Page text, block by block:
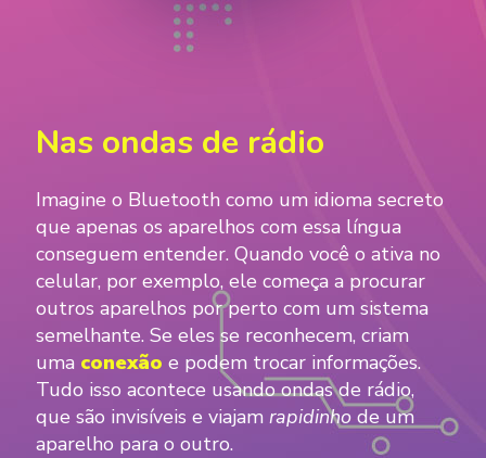
Nas ondas de rádio
Imagine o Bluetooth como um idioma secreto
que apenas os aparelhos com essa língua
conseguem entender. Quando você o ativa no
celular, por exemplo, ele começa a procurar
outros aparelhos por perto com um sistema
semelhante. Se eles se reconhecem, criam
uma conexão e podem trocar informações.
Tudo isso acontece usando ondas de rádio,
que são invisíveis e viajam rapidinho de um
aparelho para o outro.